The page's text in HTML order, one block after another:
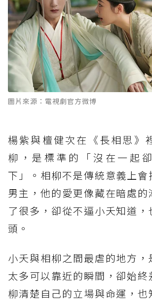
圖片來源：電視劇官方微博
楊紫與檀健次在《長相思》
柳，是標準的「沒在一起
下」。相柳不是傳統意義上會
男主，他的愛更像藏在暗處的
了很多，卻從不逼小夭知道，
頭。
小夭與相柳之間最虐的地方，
太多可以靠近的瞬間，卻始
柳清楚自己的立場與命運，也